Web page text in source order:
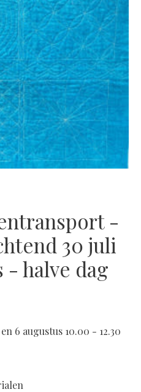
-
30 juli
- halve dag
6 augustus 10.00 - 12.30